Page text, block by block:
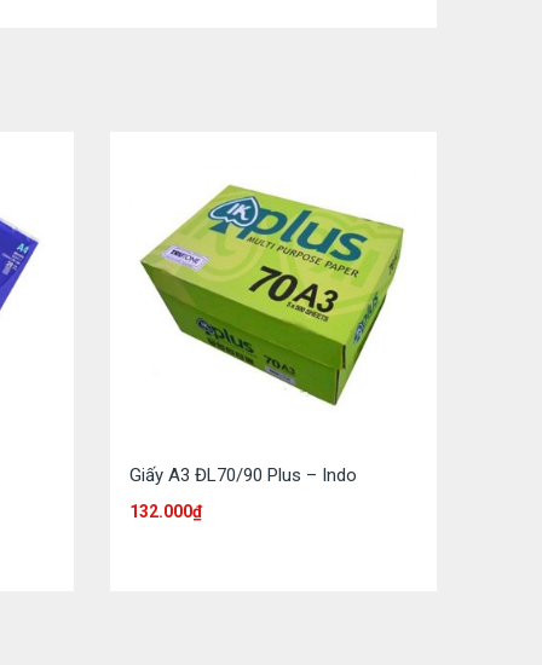
Giấy A3 ĐL70/90 Plus – Indo
132.000₫